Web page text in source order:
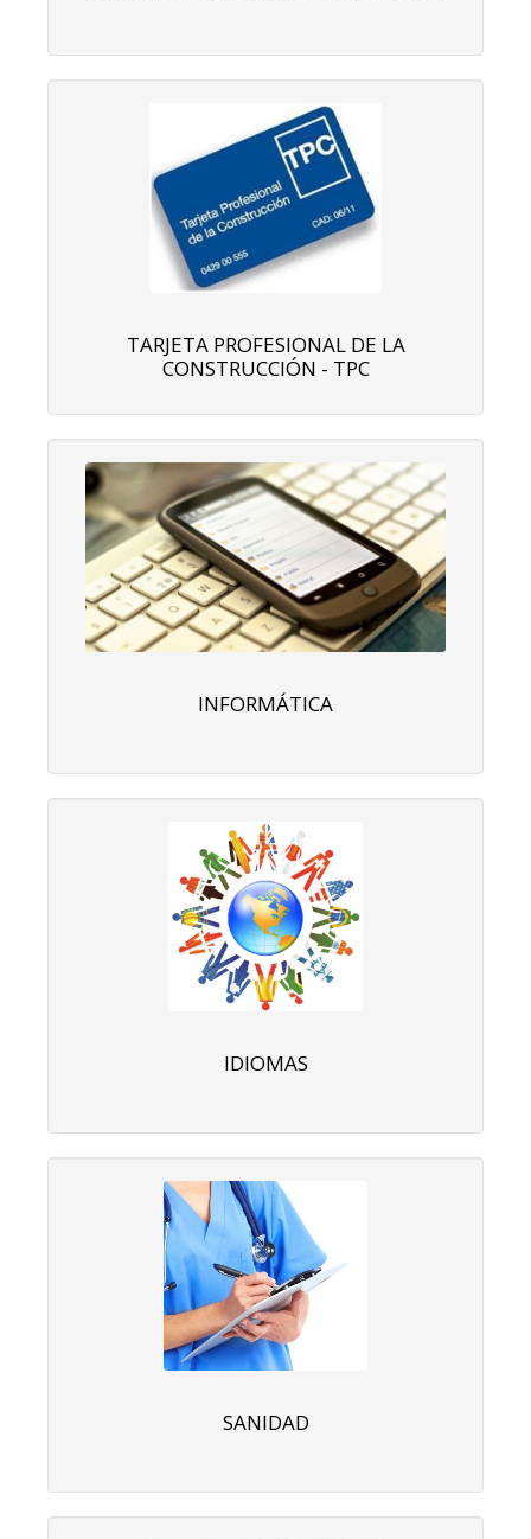
TARJETA PROFESIONAL DE LA
CONSTRUCCIÓN - TPC
INFORMÁTICA
IDIOMAS
SANIDAD